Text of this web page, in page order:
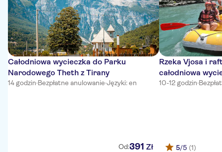
Całodniowa wycieczka do Parku
Narodowego Theth z Tirany
14 godzin·Bezpłatne anulowanie·Języki: en
Od:391 Zł
Rzeka Vjosa i
całodniowa
10-12 godzin·
5/5 (1)